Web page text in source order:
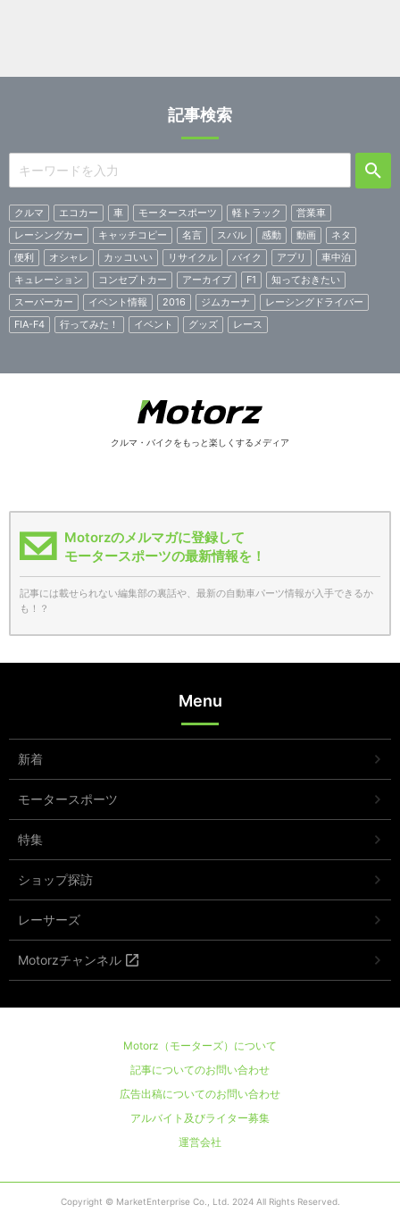
記事検索
クルマ エコカー 車 モータースポーツ 軽トラック
営業車
レーシングカー
キャッチコピー 名言 スバル 感動 動画
ネタ
便利
オシャレ カッコいい リサイクル バイク アプリ
車中泊
キュレーション
コンセプトカー アーカイブ F1
知っておきたい
スーパーカー
イベント情報 2016 ジムカーナ
レーシングドライバー
FIA-F4
行ってみた！ イベント グッズ レース
クルマ・バイクをもっと楽しくするメディア
Motorzのメルマガに登録して
モータースポーツの最新情報を！
記事には載せられない編集部の裏話や、最新の自動車パーツ情報が入手できるか
も！？
Menu
新着
モータースポーツ
特集
ショップ探訪
レーサーズ
Motorzチャンネル
Motorz（モーターズ）について
記事についてのお問い合わせ
広告出稿についてのお問い合わせ
アルバイト及びライター募集
運営会社
Copyright © MarketEnterprise Co., Ltd. 2024 All Rights Reserved.